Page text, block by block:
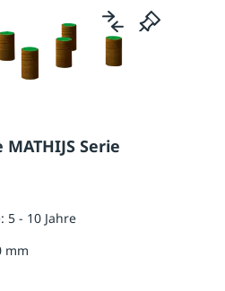
Serie
5 - 10 Jahre
mm